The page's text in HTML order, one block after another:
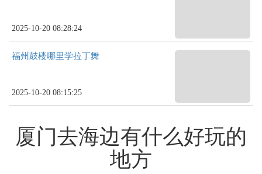
2025-10-20 08:28:24
福州鼓楼哪里学拉丁舞
2025-10-20 08:15:25
厦门去海边有什么好玩的
地方